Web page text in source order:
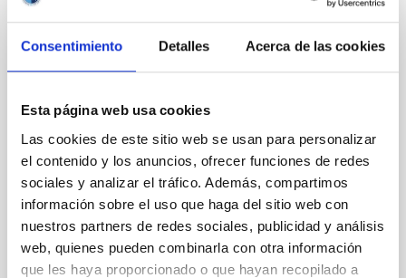
Consentimiento Detalles Acerca de las cookies
Esta página web usa cookies
Las cookies de este sitio web se usan para personalizar
el contenido y los anuncios, ofrecer funciones de redes
sociales y analizar el tráfico. Además, compartimos
información sobre el uso que haga del sitio web con
nuestros partners de redes sociales, publicidad y análisis
web, quienes pueden combinarla con otra información
que les haya proporcionado o que hayan recopilado a
negros durmientes en binarias transitorias
de rayos X
de rayos X pueden identificarse por la presencia de
líneas de emisión Hα anchas, formadas en discos de
acreción. Desgraciadamente, otros sistemas binarios
de corto período tipo Variables Cataclísmicas
también pueden producir líneas Hα anchas,
especialmente cuando son observados a alta
inclinación, por lo cual constituyen una importante
fuente de contaminación. En este trabajo
comparamos la anchura total a media altura (FWHM)
y la anchura equivalente (EW) de la línea Hα en una